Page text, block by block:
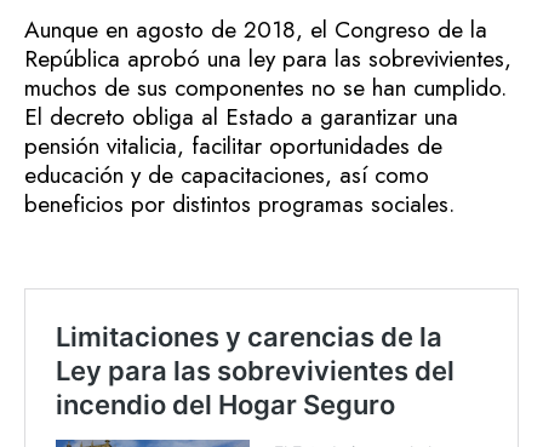
Aunque en agosto de 2018, el Congreso de la
República aprobó una ley para las sobrevivientes,
muchos de sus componentes no se han cumplido.
El decreto obliga al Estado a garantizar una
pensión vitalicia, facilitar oportunidades de
educación y de capacitaciones, así como
beneficios por distintos programas sociales.